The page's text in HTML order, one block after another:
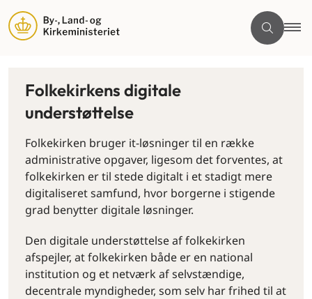
Folkekirkens digitale
understøttelse
Folkekirken bruger it-løsninger til en række
administrative opgaver, ligesom det forventes, at
folkekirken er til stede digitalt i et stadigt mere
digitaliseret samfund, hvor borgerne i stigende
grad benytter digitale løsninger.
Den digitale understøttelse af folkekirken
afspejler, at folkekirken både er en national
institution og et netværk af selvstændige,
decentrale myndigheder, som selv har frihed til at